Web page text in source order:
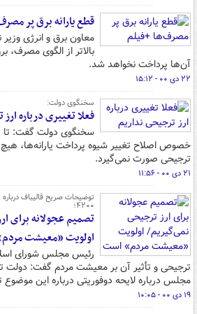
قطع یارانه برق پر
معاون برق و انرژی
بالاتر از الگوی مصرف،
آن‌ها پرداخت نخواهد شد.
۲۲ دی ۰۰ - ۱۵:۱۲
سخنگوی دولت:
فعلا تغییری درباره
سخنگوی دولت گفت: تا
خصوص اصلاح تغییر شیوه پرداخت یارانه‌ها، هیچ
ترجیحی صورت نمی‌گیرد.
۲۱ دی ۰۰ - ۱۱:۵۶
توضیحات صریح قالیباف
۴۲۰۰؛
تصمیم عجولانه برای
اولویت «معیشت
رئیس مجلس شورای
مجلس درباره لایحه دوفوریتی درباره این موضوع
۱۹ دی ۰۰ - ۱۰:۰۵